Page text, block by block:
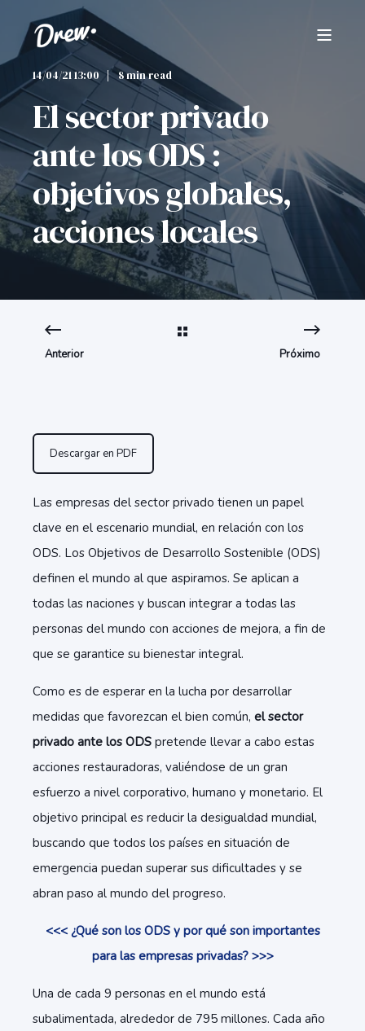
14/04/21 13:00 8 min read
El sector privado
ante los ODS :
objetivos globales,
acciones locales
Anterior Próximo
Descargar en PDF
Las empresas del sector privado tienen un papel
clave en el escenario mundial, en relación con los
ODS. Los Objetivos de Desarrollo Sostenible (ODS)
definen el mundo al que aspiramos. Se aplican a
todas las naciones y buscan integrar a todas las
personas del mundo con acciones de mejora, a fin de
que se garantice su bienestar integral.
Como es de esperar en la lucha por desarrollar
medidas que favorezcan el bien común, el sector
privado ante los ODS pretende llevar a cabo estas
acciones restauradoras, valiéndose de un gran
esfuerzo a nivel corporativo, humano y monetario. El
objetivo principal es reducir la desigualdad mundial,
buscando que todos los países en situación de
emergencia puedan superar sus dificultades y se
abran paso al mundo del progreso.
<<< ¿Qué son los ODS y por qué son importantes
para las empresas privadas? >>>
Una de cada 9 personas en el mundo está
subalimentada, alrededor de 795 millones. Cada año